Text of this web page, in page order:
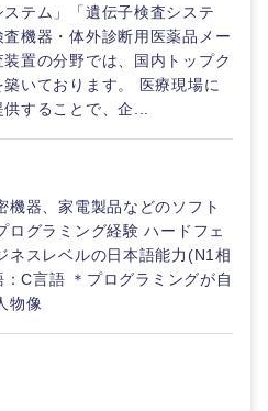
択してください
べての経営企画・事業企
択してください
択してください
選択してください
ください
テム」「遺伝子検査システ
機器・体外診断用医薬品メー
置の分野では、国内トップク
いております。 医療現場に
することで、企...
機器、家電製品などのソフト
ログラミング経験 ハードフェ
ネスレベルの日本語能力(N1相
C言語 ＊プログラミングが自
物像